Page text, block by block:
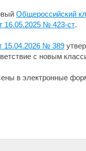
Общероссийский
16.05.2025 № 423-ст.
15.04.2026 № 389
с новым
в электронные